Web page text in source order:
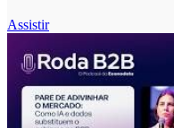
Assistir